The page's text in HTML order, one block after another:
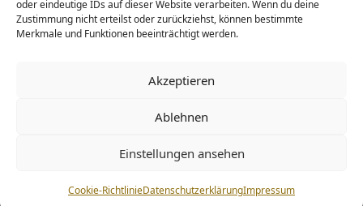
oder eindeutige IDs auf dieser Website verarbeiten. Wenn du deine
Zustimmung nicht erteilst oder zurückziehst, können bestimmte
Merkmale und Funktionen beeinträchtigt werden.
Akzeptieren
Ablehnen
Einstellungen ansehen
Cookie-RichtlinieDatenschutzerklärungImpressum
www.cohowe.de